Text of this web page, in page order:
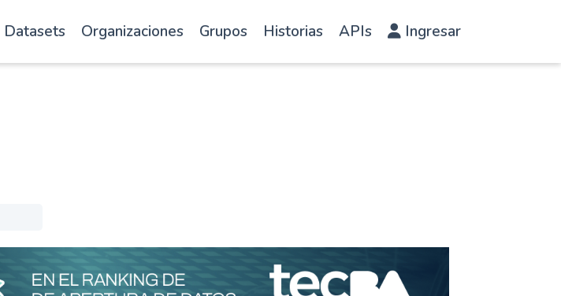
Datasets Organizaciones Grupos Historias APIs Ingresar